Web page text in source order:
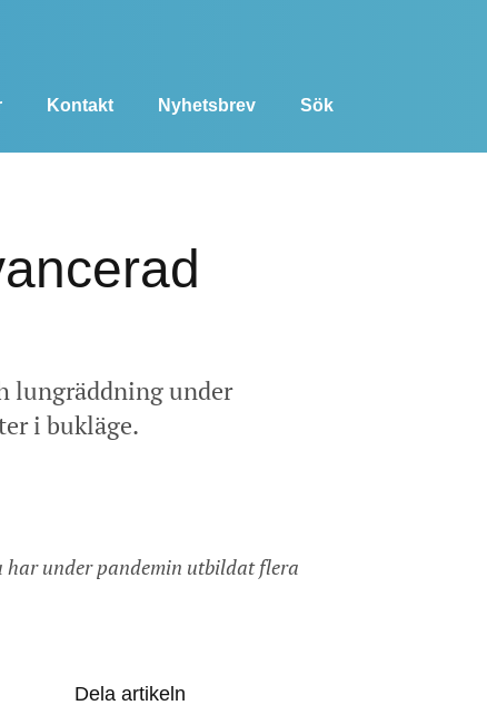
Kontakt Nyhetsbrev Sök
lungräddning under
i bukläge.
har under pandemin utbildat flera
Dela artikeln